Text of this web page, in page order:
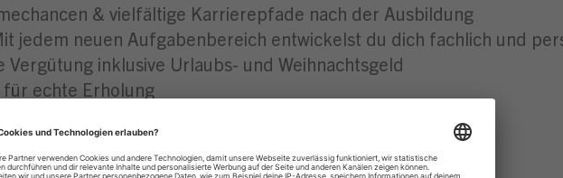
& vielfältige Karrierepfade nach der Ausbildung
jedem neuen Aufgabenbereich entwickelst du dich fachlich und
Vergütung inklusive Urlaubs- und Weihnachtsgeld
echte Erholung
in unseren Märkten & attraktive Corporate Benefits
für nachhaltige Mobilität
– unser Fitnessprogramm